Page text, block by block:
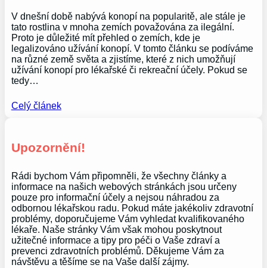
V dnešní době nabývá konopí na popularitě, ale stále je
tato rostlina v mnoha zemích považována za ilegální.
Proto je důležité mít přehled o zemích, kde je
legalizováno užívání konopí. V tomto článku se podíváme
na různé země světa a zjistíme, které z nich umožňují
užívání konopí pro lékařské či rekreační účely. Pokud se
tedy…
Celý článek
Upozornění!
Rádi bychom Vám připomněli, že všechny články a
informace na našich webových stránkách jsou určeny
pouze pro informační účely a nejsou náhradou za
odbornou lékařskou radu. Pokud máte jakékoliv zdravotní
problémy, doporučujeme Vám vyhledat kvalifikovaného
lékaře. Naše stránky Vám však mohou poskytnout
užitečné informace a tipy pro péči o Vaše zdraví a
prevenci zdravotních problémů. Děkujeme Vám za
návštěvu a těšíme se na Vaše další zájmy.